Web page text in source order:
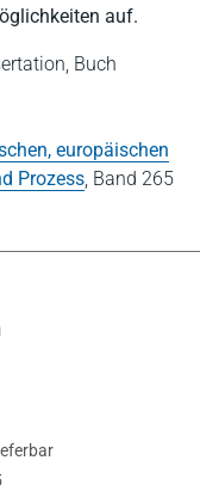
auf.
Buch
europäischen
Prozess, Band 265